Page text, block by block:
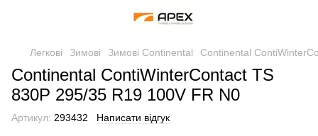
Легкові Зимові Зимові Continental Continental
Continental ContiWinterContact TS
830P 295/35 R19 100V FR N0
Артикул: 293432 Написати відгук